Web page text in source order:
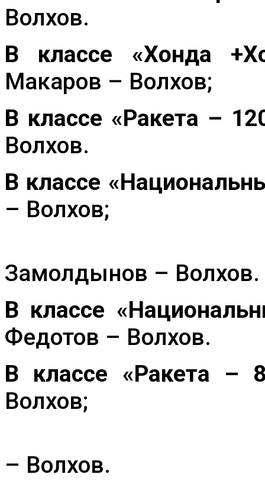
Волхов.
В классе «Хонда
Макаров – Волхов;
В классе «Ракета –
Волхов.
В классе
– Волхов;
Замолдынов – Волхов.
В классе
Федотов – Волхов.
В классе «Ракета –
Волхов;
– Волхов.